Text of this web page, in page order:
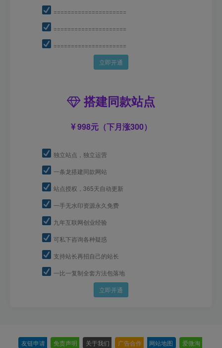
=====================
=====================
=====================
立即开通
搭建同款站点
998元（下月涨300）
独立站点，独立运营
一条龙搭建同款网站
站点授权，365天自动更新
一手无水印资源永久免费
九年互联网创业经验
可私下咨询各种疑惑
支持站长再招自己的站长
一比一复制全套方法包落地
立即开通
友链申请 免责声明 关于我们 广告合作 网站地图 爱微淘